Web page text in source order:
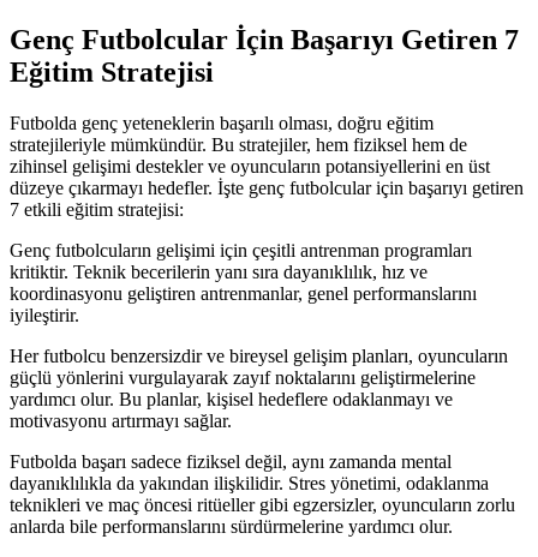
Genç Futbolcular İçin Başarıyı Getiren 7
Eğitim Stratejisi
Futbolda genç yeteneklerin başarılı olması, doğru eğitim
stratejileriyle mümkündür. Bu stratejiler, hem fiziksel hem de
zihinsel gelişimi destekler ve oyuncuların potansiyellerini en üst
düzeye çıkarmayı hedefler. İşte genç futbolcular için başarıyı getiren
7 etkili eğitim stratejisi:
Genç futbolcuların gelişimi için çeşitli antrenman programları
kritiktir. Teknik becerilerin yanı sıra dayanıklılık, hız ve
koordinasyonu geliştiren antrenmanlar, genel performanslarını
iyileştirir.
Her futbolcu benzersizdir ve bireysel gelişim planları, oyuncuların
güçlü yönlerini vurgulayarak zayıf noktalarını geliştirmelerine
yardımcı olur. Bu planlar, kişisel hedeflere odaklanmayı ve
motivasyonu artırmayı sağlar.
Futbolda başarı sadece fiziksel değil, aynı zamanda mental
dayanıklılıkla da yakından ilişkilidir. Stres yönetimi, odaklanma
teknikleri ve maç öncesi ritüeller gibi egzersizler, oyuncuların zorlu
anlarda bile performanslarını sürdürmelerine yardımcı olur.